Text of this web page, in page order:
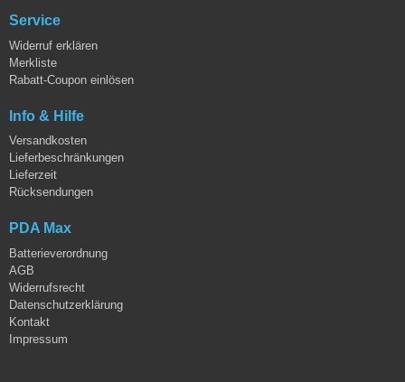
Service
Widerruf erklären
Merkliste
Rabatt-Coupon einlösen
Info & Hilfe
Versandkosten
Lieferbeschränkungen
Lieferzeit
Rücksendungen
PDA Max
Batterieverordnung
AGB
Widerrufsrecht
Datenschutzerklärung
Kontakt
Impressum